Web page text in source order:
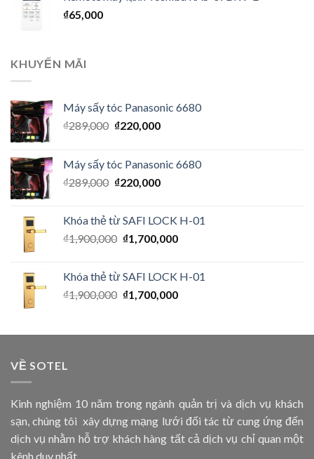
₫65,000
KHUYẾN MÃI
Máy sấy tóc Panasonic 6680
₫289,000 ₫220,000
Máy sấy tóc Panasonic 6680
₫289,000 ₫220,000
Khóa thẻ từ SAFI LOCK H-01
₫1,900,000 ₫1,700,000
Khóa thẻ từ SAFI LOCK H-01
₫1,900,000 ₫1,700,000
VỀ SOTEL
Kinh nghiệm 10 năm trong ngành quản trị và dịch vụ khách
sạn, chúng tôi xây dựng mạng lưới đối tác từ cung ứng đến
dịch vụ nhằm hỗ trợ khách hàng tất cả dịch vụ chỉ quan một
kênh duy nhất